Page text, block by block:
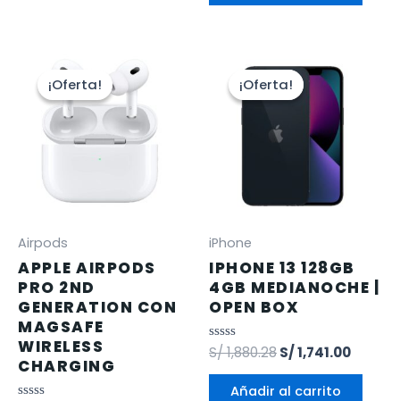
¡Oferta!
¡Oferta!
Airpods
APPLE AIRPODS
PRO 2ND
GENERATION CON
MAGSAFE
WIRELESS
CHARGING
¡Oferta!
¡Oferta!
iPhone
IPHONE 13 128GB
4GB MEDIANOCHE |
OPEN BOX
Valorado
en
0
S/1,880.28S/1,741.00
Añadir al carrito